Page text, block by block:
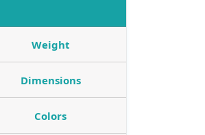
Weight
Dimensions
Colors